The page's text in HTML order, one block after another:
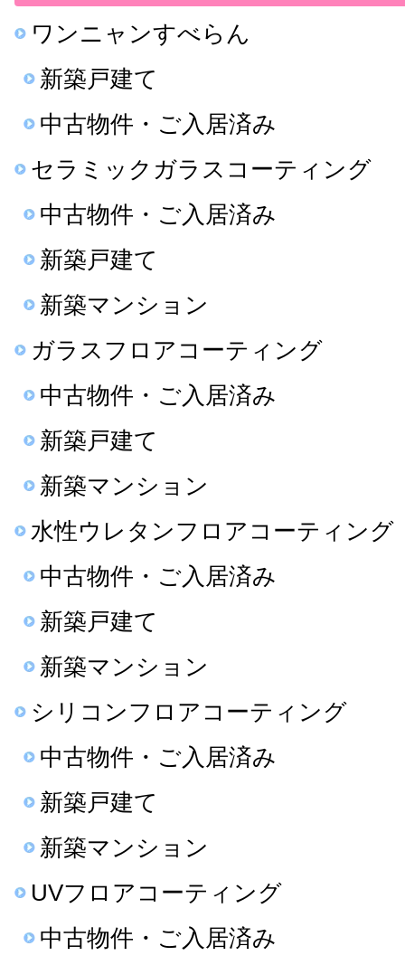
ワンニャンすべらん
新築戸建て
中古物件・ご入居済み
セラミックガラスコーティング
中古物件・ご入居済み
新築戸建て
新築マンション
ガラスフロアコーティング
中古物件・ご入居済み
新築戸建て
新築マンション
水性ウレタンフロアコーティング
中古物件・ご入居済み
新築戸建て
新築マンション
シリコンフロアコーティング
中古物件・ご入居済み
新築戸建て
新築マンション
UVフロアコーティング
中古物件・ご入居済み